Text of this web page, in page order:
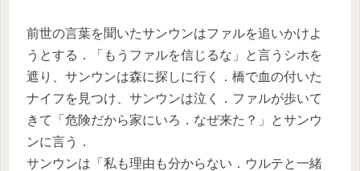
前世の言葉を聞いたサンウンはファルを追いかけよ
うとする．「もうファルを信じるな」と言うシホを
遮り、サンウンは森に探しに行く．橋で血の付いた
ナイフを見つけ、サンウンは泣く．ファルが歩いて
きて「危険だから家にいろ．なぜ来た？」とサンウ
ンに言う．
サンウンは「私も理由も分からない．ウルテと一緒